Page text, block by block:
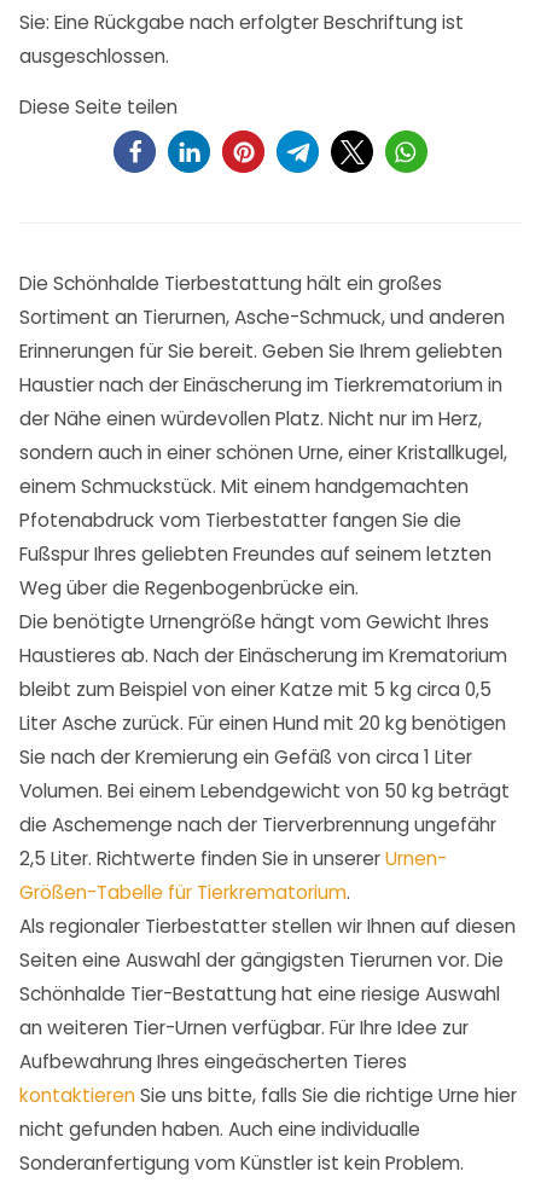
Sie: Eine Rückgabe nach erfolgter Beschriftung ist
ausgeschlossen.
Diese Seite teilen
Die Schönhalde Tierbestattung hält ein großes
Sortiment an Tierurnen, Asche-Schmuck, und anderen
Erinnerungen für Sie bereit. Geben Sie Ihrem geliebten
Haustier nach der Einäscherung im Tierkrematorium in
der Nähe einen würdevollen Platz. Nicht nur im Herz,
sondern auch in einer schönen Urne, einer Kristallkugel,
einem Schmuckstück. Mit einem handgemachten
Pfotenabdruck vom Tierbestatter fangen Sie die
Fußspur Ihres geliebten Freundes auf seinem letzten
Weg über die Regenbogenbrücke ein.
Die benötigte Urnengröße hängt vom Gewicht Ihres
Haustieres ab. Nach der Einäscherung im Krematorium
bleibt zum Beispiel von einer Katze mit 5 kg circa 0,5
Liter Asche zurück. Für einen Hund mit 20 kg benötigen
Sie nach der Kremierung ein Gefäß von circa 1 Liter
Volumen. Bei einem Lebendgewicht von 50 kg beträgt
die Aschemenge nach der Tierverbrennung ungefähr
2,5 Liter. Richtwerte finden Sie in unsererUrnen-
Größen-Tabelle für Tierkrematorium.
Als regionaler Tierbestatter stellen wir Ihnen auf diesen
Seiten eine Auswahl der gängigsten Tierurnen vor. Die
Schönhalde Tier-Bestattung hat eine riesige Auswahl
an weiteren Tier-Urnen verfügbar. Für Ihre Idee zur
Aufbewahrung Ihres eingeäscherten Tieres
kontaktierenSie uns bitte, falls Sie die richtige Urne hier
nicht gefunden haben. Auch eine individualle
Sonderanfertigung vom Künstler ist kein Problem.